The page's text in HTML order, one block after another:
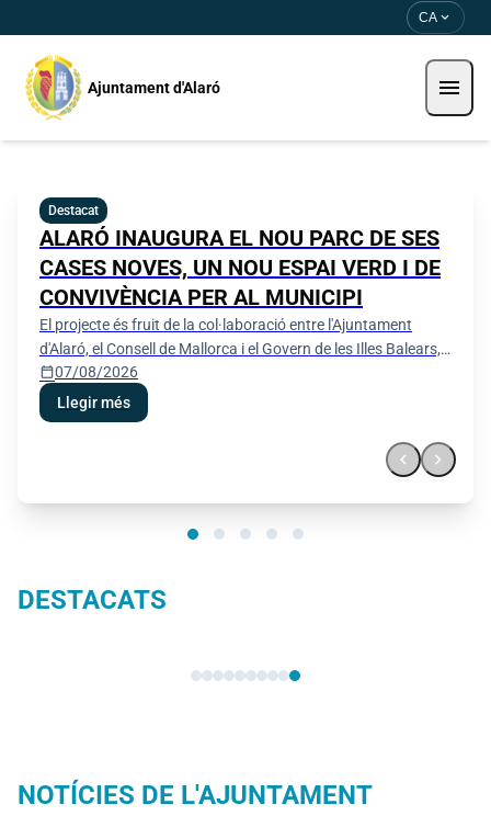
CA expand_more
Ajuntament d'Alaró menu
Destacat
ALARÓ INAUGURA EL NOU PARC DE SES
CASES NOVES, UN NOU ESPAI VERD I DE
CONVIVÈNCIA PER AL MUNICIPI
El projecte és fruit de la col·laboració entre l'Ajuntament
d'Alaró, el Consell de Mallorca i el Govern de les Illes Balears,
que han fet possible la transformació d'aquest espai en un
nou punt de trobada per als veïns i veïnes
calendar_today07/08/2026
Llegir més
chevron_left chevron_right
DESTACATS
NOTÍCIES DE L'AJUNTAMENT